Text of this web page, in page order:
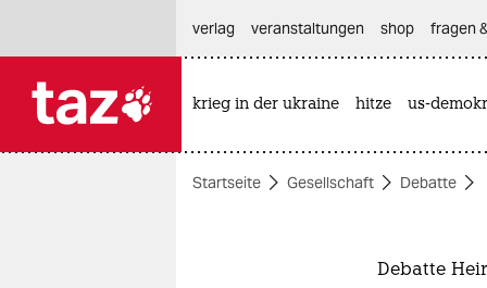
themen
verlag
veranstaltungen shop fragen
krieg in der ukraine hitze us-
Startseite Gesellschaft Debatte
Debatte